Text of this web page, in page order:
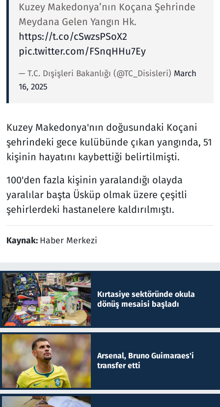
Kuzey Makedonya’nın Koçana Şehrinde
Meydana Gelen Yangın Hk.
https://t.co/cSwzsPSoX2
pic.twitter.com/FSnqHHu7Ey
— T.C. Dışişleri Bakanlığı (@TC_Disisleri) March
16, 2025
Kuzey Makedonya'nın doğusundaki Koçani
şehrindeki gece kulübünde çıkan yangında, 51
kişinin hayatını kaybettiği belirtilmişti.
100'den fazla kişinin yaralandığı olayda
yaralılar başta Üsküp olmak üzere çeşitli
şehirlerdeki hastanelere kaldırılmıştı.
Kaynak: Haber Merkezi
Kırtasiye sektöründe okula
dönüş mesaisi başladı
Arsenal, Bruno Guimaraes'i
transfer etti